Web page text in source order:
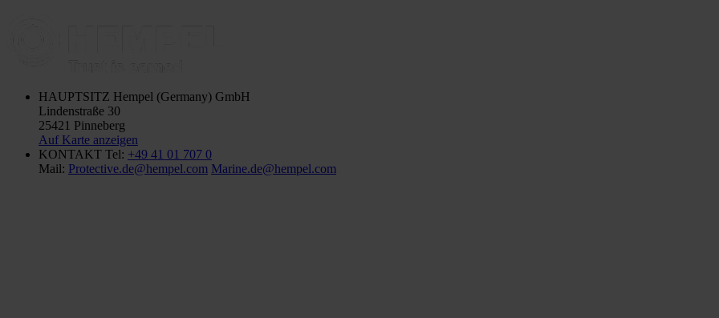
HAUPTSITZ Hempel (Germany) GmbH
Lindenstraße 30
25421 Pinneberg
Auf Karte anzeigen
KONTAKT Tel: +49 41 01 707 0
Mail: Protective.de@hempel.com Marine.de@hempel.com